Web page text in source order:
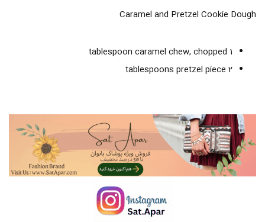
Caramel and Pretzel Cookie Dough
1 tablespoon caramel chew, chopped
2 tablespoons pretzel piece